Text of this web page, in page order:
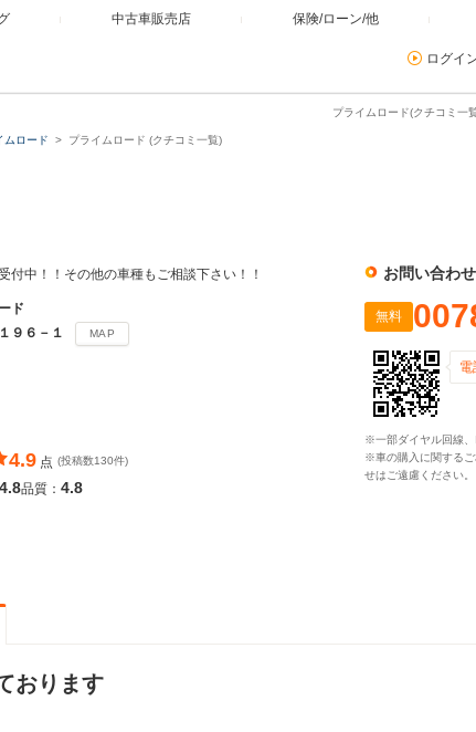
中古車販売店 保険/ローン/他
ログイ
プライムロード(クチコミ一
ムロード プライムロード (クチコミ一覧)
付中！！その他の車種もご相談下さい！！
ド
９６－１ MAP
4.9 点 (投稿数130件)
4.8品質： 4.8
お問い合わせ
無料
電
※一部ダイヤル回線、
※車の購入に関する
せはご遠慮ください。
おります